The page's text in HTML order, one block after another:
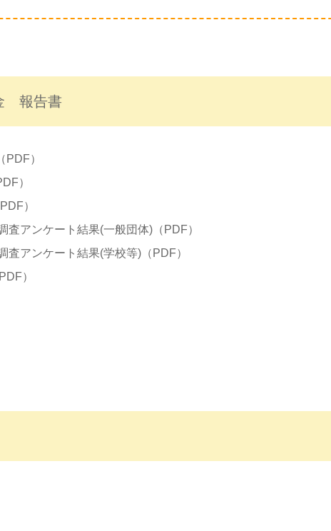
報告書
）
）
）
アンケート結果(一般団体)（PDF）
アンケート結果(学校等)（PDF）
）